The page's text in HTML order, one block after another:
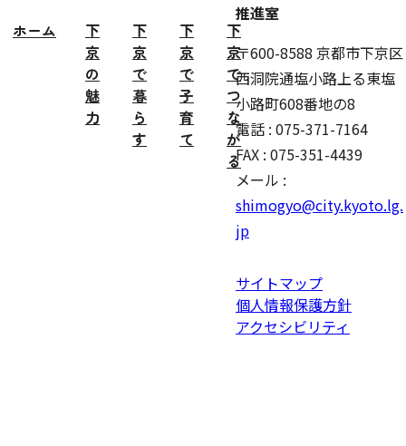
ホーム
下
京
の
魅
力
下
京
で
暮
ら
す
下
京
で
子
育
て
下
京
で
つ
な
が
る
推進室
〒600-8588 京都市下京区
西洞院通塩小路上る東塩
小路町608番地の8
電話 : 075-371-7164
FAX : 075-351-4439
メール :
shimogyo@city.kyoto.lg.
jp
サイトマップ
個人情報保護方針
アクセシビリティ